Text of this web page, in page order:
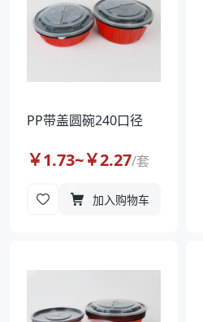
PP带盖圆碗240口径
￥1.73~￥2.27/套
加入购物车